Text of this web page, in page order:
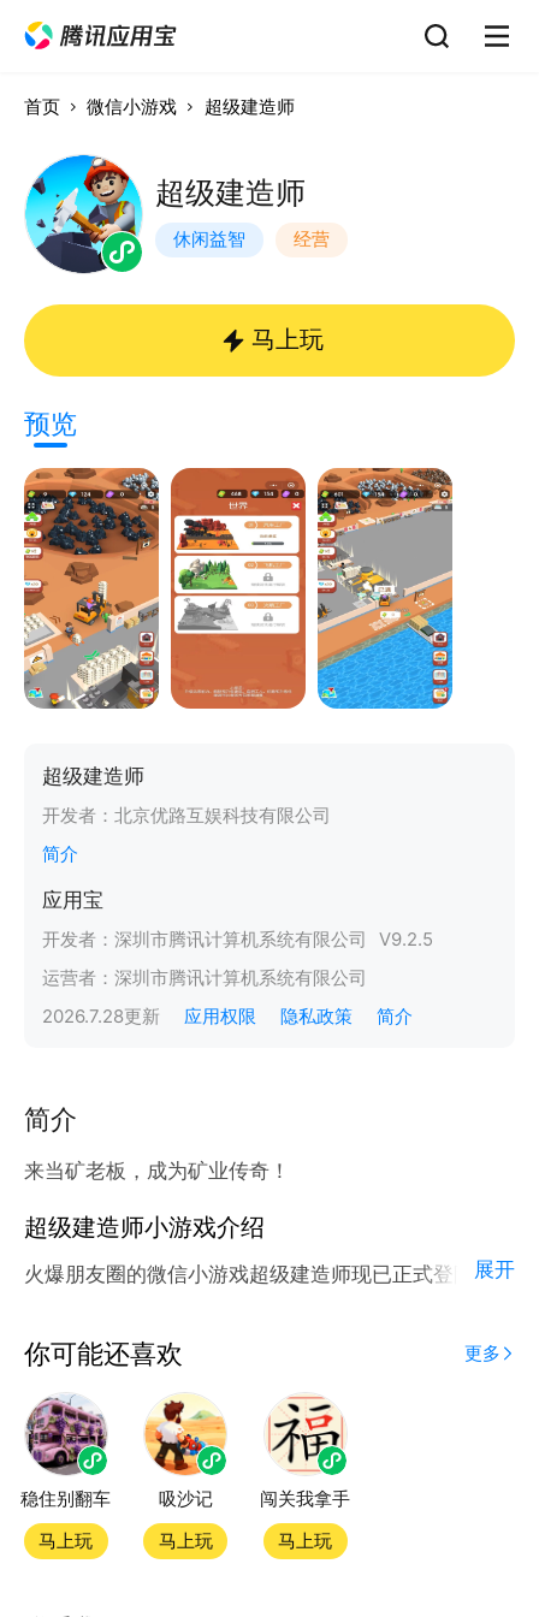
首页 微信小游戏 超级建造师
超级建造师
休闲益智 经营
马上玩
预览
超级建造师
开发者： 北京优路互娱科技有限公司
简介
应用宝
开发者： 深圳市腾讯计算机系统有限公司 V9.2.5
运营者： 深圳市腾讯计算机系统有限公司
2026.7.28更新 应用权限 隐私政策 简介
简介
来当矿老板，成为矿业传奇！
超级建造师小游戏介绍
火爆朋友圈的微信小游戏超级建造师现已正式登陆腾讯
应用宝为腾讯官方游戏平台，收录海量正版授权的高热
度精品小游戏。直接搜索或者在小游戏 tab 发现热门
超级建造师小游戏双平台畅玩
官方授权，在电脑上和手机上双端都能直接畅玩微信小
游戏
展开
你可能还喜欢 更多
稳住别翻车
马上玩
吸沙记
马上玩
闯关我拿手
马上玩